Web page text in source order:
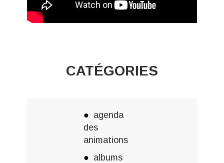
CATÉGORIES
agenda
des
animations
albums